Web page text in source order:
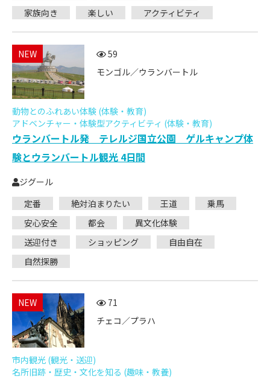
家族向き
楽しい アクティビティ
NEW
59
モンゴル／ウランバートル
動物とのふれあい体験 (体験・教育)
アドベンチャー・体験型アクティビティ (体験・教育)
ウランバートル発 テレルジ国立公園 ゲルキャンプ体
験とウランバートル観光 4日間
ジグール
定番
絶対泊まりたい 王道
乗馬
安心安全
都会
異文化体験
送迎付き
ショッピング
自由自在
自然探勝
NEW
71
チェコ／プラハ
市内観光 (観光・送迎)
名所旧跡・歴史・文化を知る (趣味・教養)